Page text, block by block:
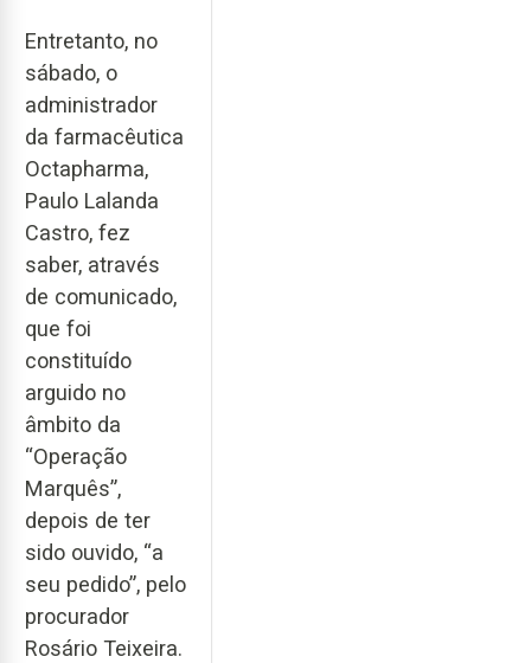
Entretanto, no
sábado, o
administrador
da farmacêutica
Octapharma,
Paulo Lalanda
Castro, fez
saber, através
de comunicado,
que foi
constituído
arguido no
âmbito da
“Operação
Marquês”,
depois de ter
sido ouvido, “a
seu pedido”, pelo
procurador
Rosário Teixeira.